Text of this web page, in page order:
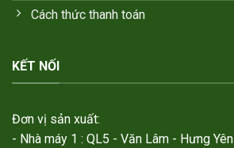
Cách thức thanh toán
KẾT NỐI
Đơn vị sản xuất:
- Nhà máy 1 : QL5 - Văn Lâm - Hưng Yên